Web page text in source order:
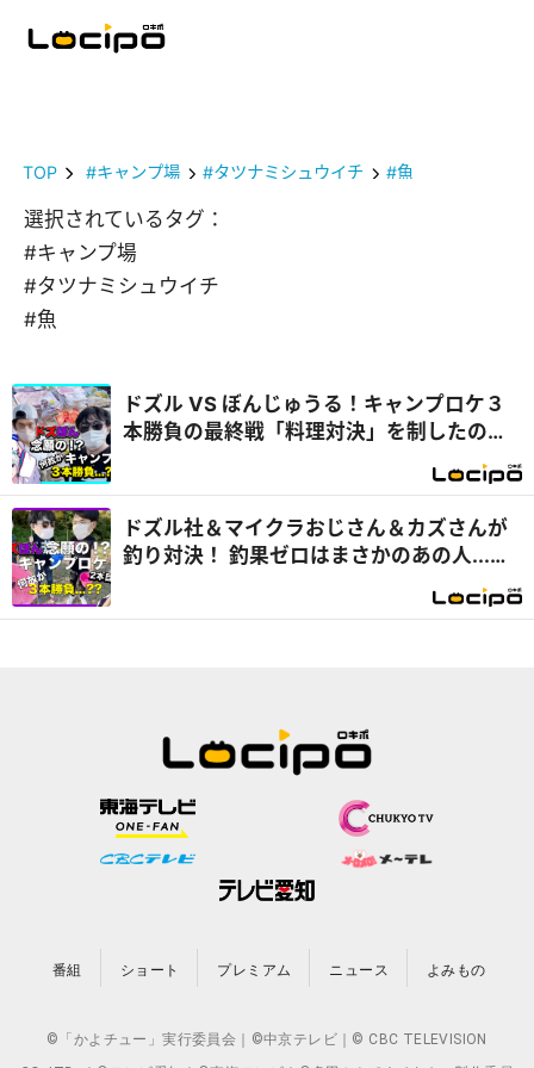
TOP #キャンプ場 #タツナミシュウイチ #魚
選択されているタグ：
#キャンプ場
#タツナミシュウイチ
#魚
ドズル VS ぼんじゅうる！キャンプロケ３
本勝負の最終戦「料理対決」を制したの
ドズル社＆マイクラおじさん＆カズさんが
釣り対決！ 釣果ゼロはまさかのあの人...
番組 ショート プレミアム ニュース よみもの
©「かよチュー」実行委員会｜©中京テレビ｜© CBC TELEVISION